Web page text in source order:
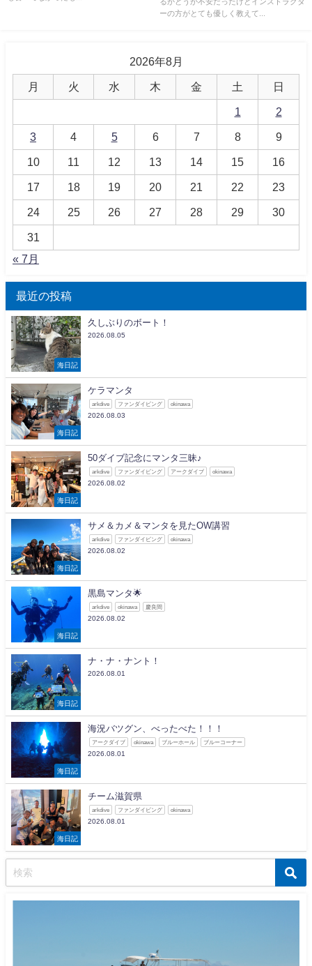
ーの方がとても優しく教えて...
2026年8月
月 火 水 木 金 土 日
1 2
3 4 5 6 7 8 9
10 11 12 13 14 15 16
17 18 19 20 21 22 23
24 25 26 27 28 29 30
31
« 7月
最近の投稿
海日記
久しぶりのボート！
2026.08.05
海日記
ケラマンタ
arkdive ファンダイビング okinawa
2026.08.03
海日記
50ダイブ記念にマンタ三昧♪
arkdive ファンダイビング アークダイブ okinawa
2026.08.02
海日記
サメ＆カメ＆マンタを見たOW講習
arkdive ファンダイビング okinawa
2026.08.02
海日記
黒島マンタ🌟
arkdive okinawa 慶良間
2026.08.02
海日記
ナ・ナ・ナント！
2026.08.01
海日記
海況バツグン、べったべた！！！
アークダイブ okinawa ブルーホール ブルーコーナー
2026.08.01
海日記
チーム滋賀県
arkdive ファンダイビング okinawa
2026.08.01